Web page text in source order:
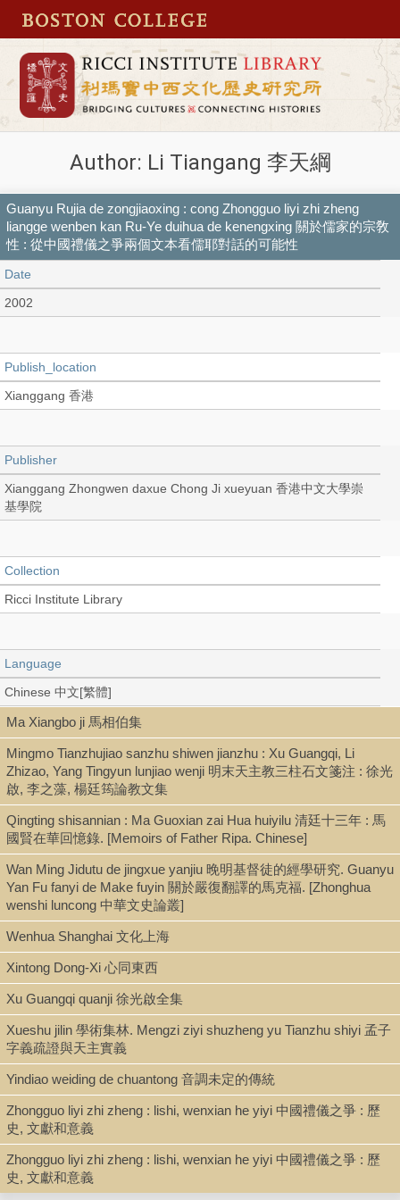
Author: Li Tiangang 李天綱
Guanyu Rujia de zongjiaoxing : cong Zhongguo liyi zhi zheng
liangge wenben kan Ru-Ye duihua de kenengxing 關於儒家的宗敎
性 : 從中國禮儀之爭兩個文本看儒耶對話的可能性
Date
2002
Publish_location
Xianggang 香港
Publisher
Xianggang Zhongwen daxue Chong Ji xueyuan 香港中文大學崇
基學院
Collection
Ricci Institute Library
Language
Chinese 中文[繁體]
Record_type
Booklet
Series
Occasional paper (Chinese University of Hong Kong. Centre for
the Study of Religion and Chinese Society) ; 10
Shelf
Stacks
Call Number
BL1840.L528 2002
Description
35 pages ; 21 cm.
Ma Xiangbo ji 馬相伯集
Mingmo Tianzhujiao sanzhu shiwen jianzhu : Xu Guangqi, Li
Zhizao, Yang Tingyun lunjiao wenji 明末天主教三柱石文箋注 : 徐光
啟, 李之藻, 楊廷筠論教文集
Qingting shisannian : Ma Guoxian zai Hua huiyilu 清廷十三年 : 馬
國賢在華回憶錄. [Memoirs of Father Ripa. Chinese]
Wan Ming Jidutu de jingxue yanjiu 晚明基督徒的經學研究. Guanyu
Yan Fu fanyi de Make fuyin 關於嚴復翻譯的馬克福. [Zhonghua
wenshi luncong 中華文史論叢]
Wenhua Shanghai 文化上海
Xintong Dong-Xi 心同東西
Xu Guangqi quanji 徐光啟全集
Xueshu jilin 學術集林. Mengzi ziyi shuzheng yu Tianzhu shiyi 孟子
字義疏證與天主實義
Yindiao weiding de chuantong 音調未定的傳統
Zhongguo liyi zhi zheng : lishi, wenxian he yiyi 中國禮儀之爭 : 歷
史, 文獻和意義
Zhongguo liyi zhi zheng : lishi, wenxian he yiyi 中國禮儀之爭 : 歷
史, 文獻和意義